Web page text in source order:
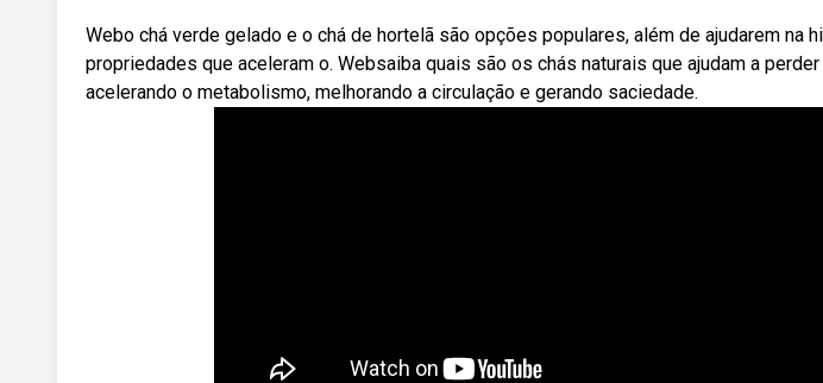
Webo chá verde gelado e o chá de hortelã são opções populares, além de ajudarem na
propriedades que aceleram o. Websaiba quais são os chás naturais que ajudam a
acelerando o metabolismo, melhorando a circulação e gerando saciedade.